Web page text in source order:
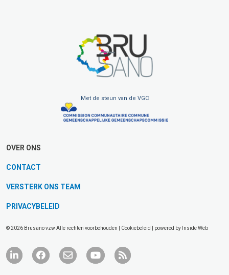
Met de steun van de VGC
OVER ONS
CONTACT
VERSTERK ONS TEAM
PRIVACYBELEID
© 2026 Brusano vzw Alle rechten voorbehouden | Cookiebeleid | powered by Inside Web